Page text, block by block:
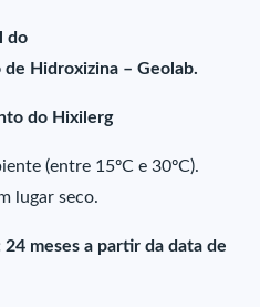
do
Hidroxizina – Geolab.
do Hixilerg
(entre 15ºC e 30ºC).
lugar seco.
meses a partir da data de